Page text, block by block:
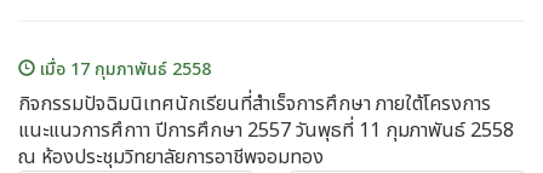
เมื่อ 17 กุมภาพันธ์ 2558
กิจกรรมปัจฉิมนิเทศนักเรียนที่สำเร็จการศึกษา ภายใต้โครงการ
แนะแนวการศึกาา ปีการศึกษา 2557 วันพุธที่ 11 กุมภาพันธ์ 2558
ณ ห้องประชุมวิทยาลัยการอาชีพจอมทอง